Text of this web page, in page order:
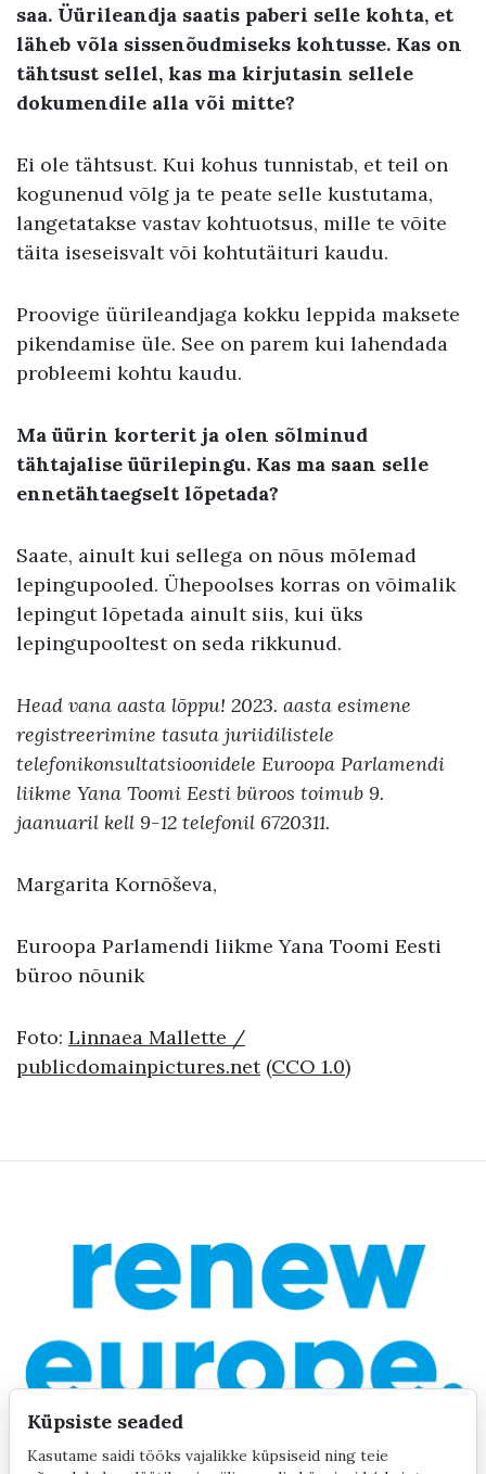
saa. Üürileandja saatis paberi selle kohta, et
läheb võla sissenõudmiseks kohtusse. Kas on
tähtsust sellel, kas ma kirjutasin sellele
dokumendile alla või mitte?
Ei ole tähtsust. Kui kohus tunnistab, et teil on
kogunenud võlg ja te peate selle kustutama,
langetatakse vastav kohtuotsus, mille te võite
täita iseseisvalt või kohtutäituri kaudu.
Proovige üürileandjaga kokku leppida maksete
pikendamise üle. See on parem kui lahendada
probleemi kohtu kaudu.
Ma üürin korterit ja olen sõlminud
tähtajalise üürilepingu. Kas ma saan selle
ennetähtaegselt lõpetada?
Saate, ainult kui sellega on nõus mõlemad
lepingupooled. Ühepoolses korras on võimalik
lepingut lõpetada ainult siis, kui üks
lepingupooltest on seda rikkunud.
Head vana aasta lõppu! 2023. aasta esimene
registreerimine tasuta juriidilistele
telefonikonsultatsioonidele Euroopa Parlamendi
liikme Yana Toomi Eesti büroos toimub 9.
jaanuaril kell 9-12 telefonil 6720311.
Margarita Kornõševa,
Euroopa Parlamendi liikme Yana Toomi Eesti
büroo nõunik
Foto: Linnaea Mallette /
publicdomainpictures.net (CCO 1.0)
Küpsiste seaded
Kasutame saidi tööks vajalikke küpsiseid ning teie